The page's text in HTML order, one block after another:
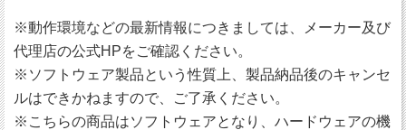
※動作環境などの最新情報につきましては、メーカー及び
代理店の公式HPをご確認ください。
※ソフトウェア製品という性質上、製品納品後のキャンセ
ルはできかねますので、ご了承ください。
※こちらの商品はソフトウェアとなり、ハードウェアの機